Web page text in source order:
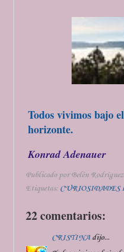
Todos vivimos bajo
horizonte.
Konrad Adenauer
Publicado porBelén Rodríguez
Etiquetas: CURIOSIDADES
22 comentarios:
CRISTINA dijo...